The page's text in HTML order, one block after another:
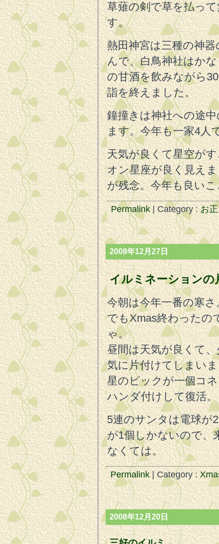
草薙の剣で草を払っ
す。
熱田神宮は三種の神
んで、白鳥神社はか
の甘酒を飲みながら
詣を終えました。
鐘撞きは神社への途
ます。今年も一家4人
天気が良くて星空が
オン星座が良く見え
が残念。今年も良い
Permalink| Category :お
2008年12月27日
イルミネーションの
今朝は今年一番の寒
でもXmas終わったの
ゃ。
昼間は天気が良くて
気に片付けてしまい
星のピックが一個コ
ハンダ付けして復活。
5連のサンタは電球が
が1個しかないので、
なくては。
Permalink| Category :
2008年12月20日